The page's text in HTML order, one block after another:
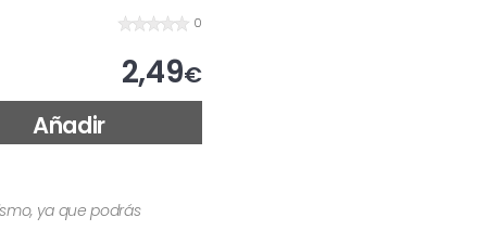
0
2,49€
Añadir
ya que podrás